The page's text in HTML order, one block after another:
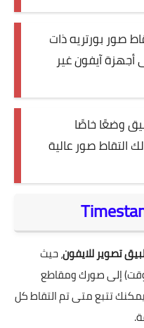
صور بورتريه ذات
آيفون غير
وضعًا خاصًا
التقاط صور عالية
تصوير للايفون، حيث
إلى صورك ومقاطع
تتبع متى تم التقاط كل